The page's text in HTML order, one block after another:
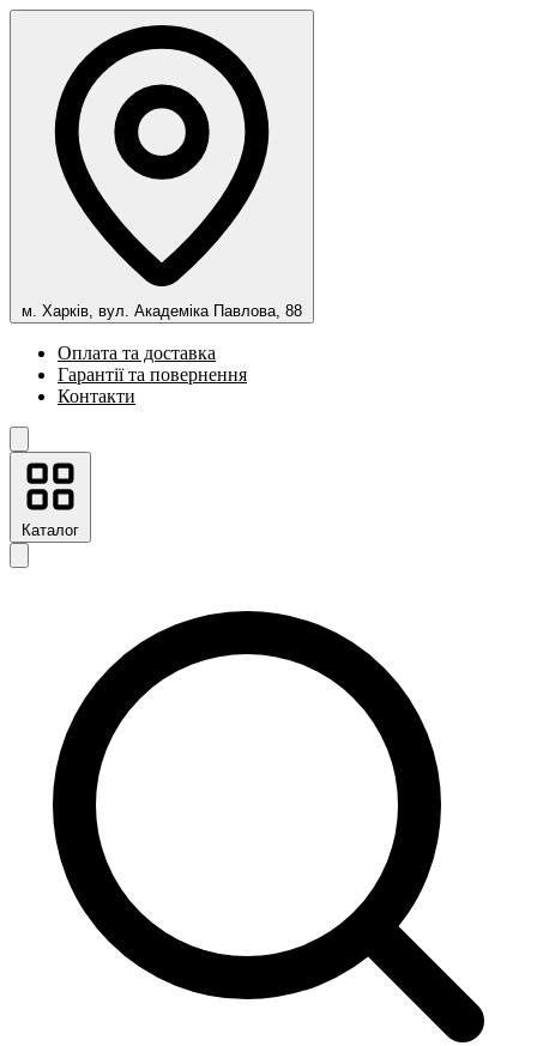
м. Харків, вул. Академіка Павлова, 88
Оплата та доставка
Гарантії та повернення
Контакти
Каталог